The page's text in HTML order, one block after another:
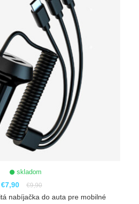
skladom
€7,90 €9,90
nabíjačka do auta pre mobilné